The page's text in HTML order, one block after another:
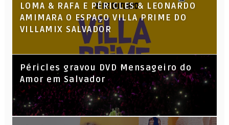
LOMA & RAFA E PÉRICLES & LEONARDO
AMIMARA O ESPAÇO VILLA PRIME DO
VILLAMIX SALVADOR
Péricles gravou DVD Mensageiro do
Amor em Salvador